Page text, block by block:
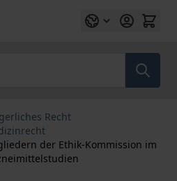
Recht
der Ethik-Kommission im